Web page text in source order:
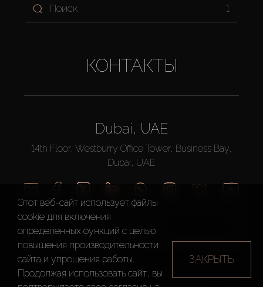
1
КОНТАКТЫ
Dubai, UAE
14th Floor, Westburry Office Tower, Business Bay,
Dubai, UAE
ПОЗВОНИТЬ
Этот веб-сайт использует файлы
cookie для включения
определенных функций c целью
повышения производительности
сайта и упрощения работы.
Продолжая использовать сайт, вы
ЗАКРЫТЬ